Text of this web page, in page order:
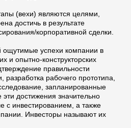
(вехи) являются целями,
достичь в результате
корпоративной сделки.
ощутимые успехи компании в
и опытно-конструкторских
правильности
рабочего прототипа,
запланированные
достижения значительно
с инвестированием, а также
Инвесторы называют их